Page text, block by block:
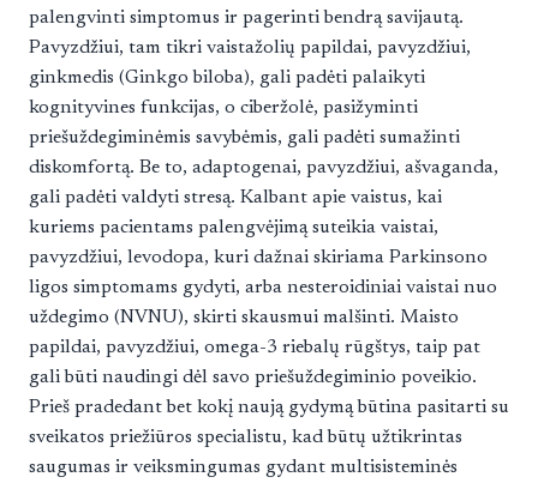
palengvinti simptomus ir pagerinti bendrą savijautą.
Pavyzdžiui, tam tikri vaistažolių papildai, pavyzdžiui,
ginkmedis (Ginkgo biloba), gali padėti palaikyti
kognityvines funkcijas, o ciberžolė, pasižyminti
priešuždegiminėmis savybėmis, gali padėti sumažinti
diskomfortą. Be to, adaptogenai, pavyzdžiui, ašvaganda,
gali padėti valdyti stresą. Kalbant apie vaistus, kai
kuriems pacientams palengvėjimą suteikia vaistai,
pavyzdžiui, levodopa, kuri dažnai skiriama Parkinsono
ligos simptomams gydyti, arba nesteroidiniai vaistai nuo
uždegimo (NVNU), skirti skausmui malšinti. Maisto
papildai, pavyzdžiui, omega-3 riebalų rūgštys, taip pat
gali būti naudingi dėl savo priešuždegiminio poveikio.
Prieš pradedant bet kokį naują gydymą būtina pasitarti su
sveikatos priežiūros specialistu, kad būtų užtikrintas
saugumas ir veiksmingumas gydant multisisteminės